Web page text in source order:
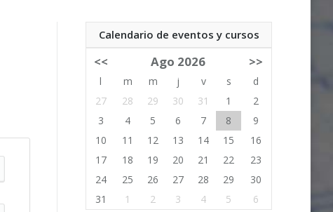
Calendario de eventos y cursos
<< Ago 2026 >>
l m m j v s
d
27
28 29 30 31 1
2
3
4 5 6 7 8
9
10
11 12 13 14 15
16
17
18 19 20 21 22
23
24
25 26 27 28 29
30
31
1 2 3 4 5 6